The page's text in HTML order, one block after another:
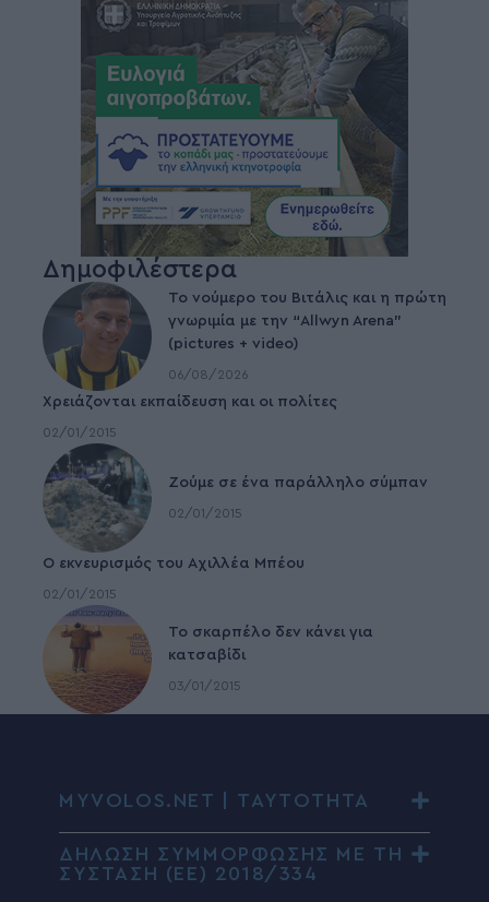
Δημοφιλέστερα
Το νούμερο του Βιτάλις και η πρώτη
γνωριμία με την “Allwyn Arena”
(pictures + video)
06/08/2026
Χρειάζονται εκπαίδευση και οι πολίτες
02/01/2015
Ζούμε σε ένα παράλληλο σύμπαν
02/01/2015
Ο εκνευρισμός του Αχιλλέα Μπέου
02/01/2015
To σκαρπέλο δεν κάνει για
κατσαβίδι
03/01/2015
MYVOLOS.NET | ΤΑΥΤΟΤΗΤΑ
ΔΗΛΩΣΗ ΣΥΜΜΟΡΦΩΣΗΣ ΜΕ ΤΗ
ΣΥΣΤΑΣΗ (ΕΕ) 2018/334